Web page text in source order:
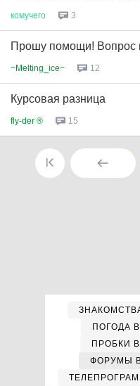
комучего 3
Прошу помощи! Вопрос
~Melting_ice~ 12
Курсовая разница
fly-der ® 15
ПОГОДА
ПРОБКИ
ФОРУМЫ